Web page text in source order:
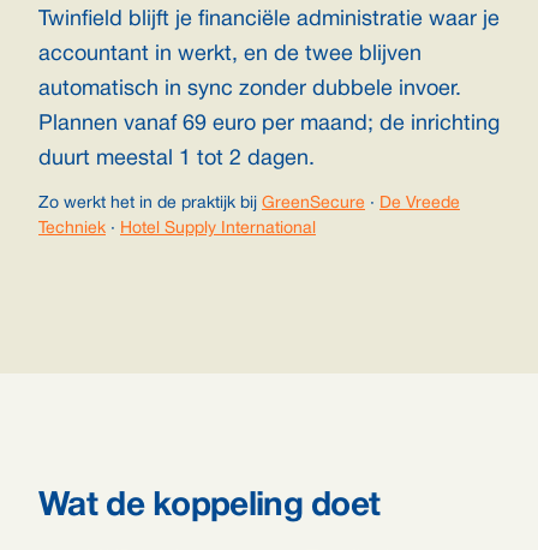
Twinfield blijft je financiële administratie waar je
accountant in werkt, en de twee blijven
automatisch in sync zonder dubbele invoer.
Plannen vanaf 69 euro per maand; de inrichting
duurt meestal 1 tot 2 dagen.
Zo werkt het in de praktijk bij GreenSecure · De Vreede
Techniek · Hotel Supply International
Wat de koppeling doet